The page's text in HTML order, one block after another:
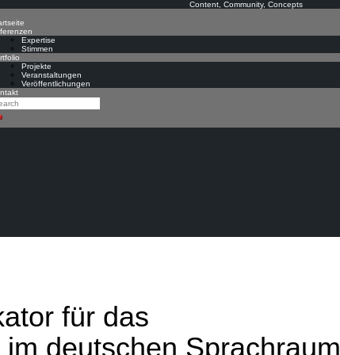
Content, Community, Concepts
Expertise
Stimmen
Projekte
Veranstaltungen
Veröffentlichungen
für das
deutschen Sprachraum